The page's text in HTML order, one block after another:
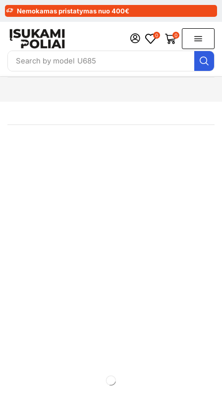
Nemokamas pristatymas nuo 400€
Search by model U685
0 0